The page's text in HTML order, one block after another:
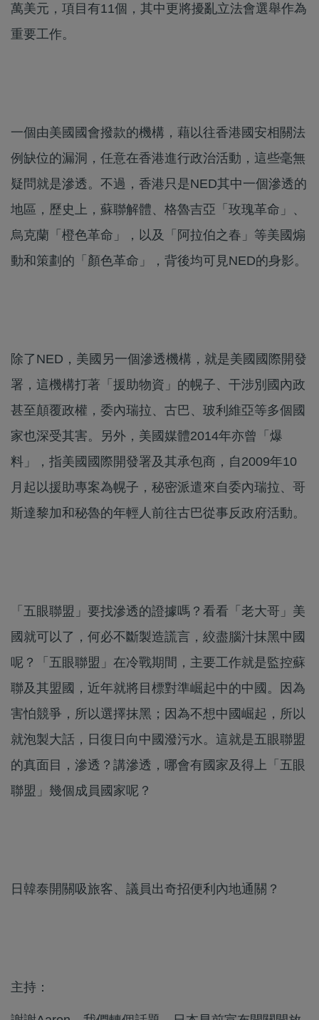
萬美元，項目有11個，其中更將擾亂立法會選舉作為
重要工作。
一個由美國國會撥款的機構，藉以往香港國安相關法
例缺位的漏洞，任意在香港進行政治活動，這些毫無
疑問就是滲透。不過，香港只是NED其中一個滲透的
地區，歷史上，蘇聯解體、格魯吉亞「玫瑰革命」、
烏克蘭「橙色革命」，以及「阿拉伯之春」等美國煽
動和策劃的「顏色革命」，背後均可見NED的身影。
除了NED，美國另一個滲透機構，就是美國國際開發
署，這機構打著「援助物資」的幌子、干涉別國內政
甚至顛覆政權，委內瑞拉、古巴、玻利維亞等多個國
家也深受其害。另外，美國媒體2014年亦曾「爆
料」，指美國國際開發署及其承包商，自2009年10
月起以援助專案為幌子，秘密派遣來自委內瑞拉、哥
斯達黎加和秘魯的年輕人前往古巴從事反政府活動。
「五眼聯盟」要找滲透的證據嗎？看看「老大哥」美
國就可以了，何必不斷製造謊言，絞盡腦汁抹黑中國
呢？「五眼聯盟」在冷戰期間，主要工作就是監控蘇
聯及其盟國，近年就將目標對準崛起中的中國。因為
害怕競爭，所以選擇抹黑；因為不想中國崛起，所以
就泡製大話，日復日向中國潑污水。這就是五眼聯盟
的真面目，滲透？講滲透，哪會有國家及得上「五眼
聯盟」幾個成員國家呢？
日韓泰開關吸旅客、議員出奇招便利內地通關？
主持：